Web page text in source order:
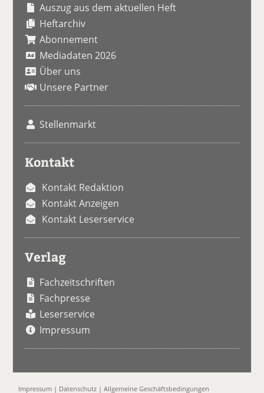
Auszug aus dem aktuellen Heft
Heftarchiv
Abonnement
Mediadaten 2026
Über uns
Unsere Partner
Stellenmarkt
Kontakt
Kontakt Redaktion
Kontakt Anzeigen
Kontakt Leserservice
Verlag
Fachzeitschriften
Fachpresse
Leserservice
Impressum
Impressum | Datenschutz |Allgemeine Geschäftsbedingungen